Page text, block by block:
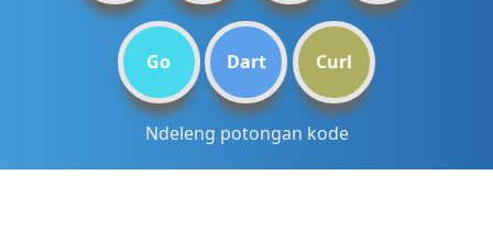
Go Dart Curl
Ndeleng potongan kode